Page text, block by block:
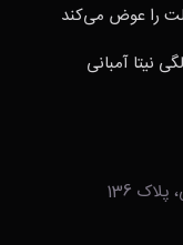
را عوض می‌کند
136